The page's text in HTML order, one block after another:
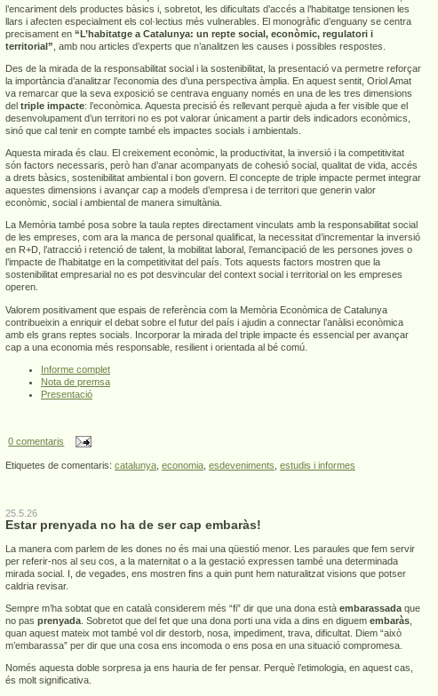
l’encariment dels productes bàsics i, sobretot, les dificultats d’accés a l’habitatge tensionen les
llars i afecten especialment els col·lectius més vulnerables. El monogràfic d’enguany se centra
precisament en “L’habitatge a Catalunya: un repte social, econòmic, regulatori i
territorial” , amb nou articles d’experts que n’analitzen les causes i possibles respostes.
Des de la mirada de la responsabilitat social i la sostenibilitat, la presentació va permetre reforçar
la importància d’analitzar l’economia des d’una perspectiva àmplia. En aquest sentit, Oriol Amat
va remarcar que la seva exposició se centrava enguany només en una de les tres dimensions
del triple impacte: l’econòmica. Aquesta precisió és rellevant perquè ajuda a fer visible que el
desenvolupament d’un territori no es pot valorar únicament a partir dels indicadors econòmics,
sinó que cal tenir en compte també els impactes socials i ambientals.
Aquesta mirada és clau. El creixement econòmic, la productivitat, la inversió i la competitivitat
són factors necessaris, però han d’anar acompanyats de cohesió social, qualitat de vida, accés
a drets bàsics, sostenibilitat ambiental i bon govern. El concepte de triple impacte permet integrar
aquestes dimensions i avançar cap a models d’empresa i de territori que generin valor
econòmic, social i ambiental de manera simultània.
La Memòria també posa sobre la taula reptes directament vinculats amb la responsabilitat social
de les empreses, com ara la manca de personal qualificat, la necessitat d’incrementar la inversió
en R+D, l’atracció i retenció de talent, la mobilitat laboral, l’emancipació de les persones joves o
l’impacte de l’habitatge en la competitivitat del país. Tots aquests factors mostren que la
sostenibilitat empresarial no es pot desvincular del context social i territorial on les empreses
operen.
Valorem positivament que espais de referència com la Memòria Econòmica de Catalunya
contribueixin a enriquir el debat sobre el futur del país i ajudin a connectar l’anàlisi econòmica
amb els grans reptes socials. Incorporar la mirada del triple impacte és essencial per avançar
cap a una economia més responsable, resilient i orientada al bé comú.
Informe complet
Nota de premsa
Presentació
0 comentaris
Etiquetes de comentaris: catalunya economia esdeveniments estudis i informes
25.5.26
Estar prenyada no ha de ser cap embaràs!
La manera com parlem de les dones no és mai una qüestió menor. Les paraules que fem servir
per referir-nos al seu cos, a la maternitat o a la gestació expressen també una determinada
mirada social. I, de vegades, ens mostren fins a quin punt hem naturalitzat visions que potser
caldria revisar.
Sempre m’ha sobtat que en català considerem més “fi” dir que una dona està embarassada que
no pas prenyada . Sobretot que del fet que una dona porti una vida a dins en diguem embaràs
quan aquest mateix mot també vol dir destorb, nosa, impediment, trava, dificultat. Diem “això
m’embarassa” per dir que una cosa ens incomoda o ens posa en una situació compromesa.
Només aquesta doble sorpresa ja ens hauria de fer pensar. Perquè l’etimologia, en aquest cas,
és molt significativa.